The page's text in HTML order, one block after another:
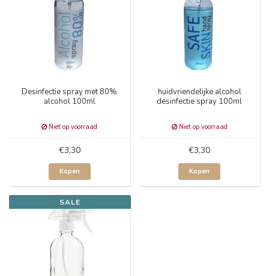
Desinfectie spray met 80%
alcohol 100ml
Niet op voorraad
€3,30
Kopen
huidvriendelijke alcohol
desinfectie spray 100ml
Niet op voorraad
€3,30
Kopen
SALE